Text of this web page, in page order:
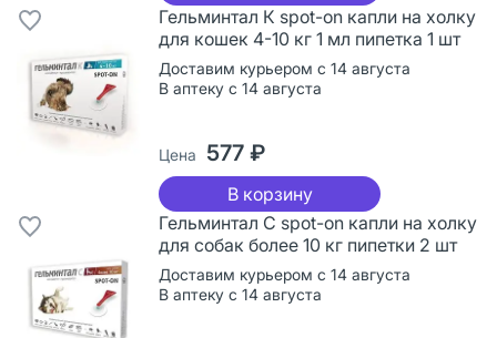
Гельминтал К spot-on капли на холку
для кошек 4-10 кг 1 мл пипетка 1 шт
Доставим курьером с 14 августа
В аптеку с 14 августа
Цена 577 ₽
В корзину
Гельминтал С spot-on капли на холку
для собак более 10 кг пипетки 2 шт
Доставим курьером с 14 августа
В аптеку с 14 августа